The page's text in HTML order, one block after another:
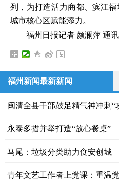
列，为打造活力商都、滨江
城市核心区赋能添力。
福州日报记者 颜澜萍 通
福州新闻最新新闻
闽清全县干部鼓足精气神冲刺“
​永泰多措并举打造“放心餐桌”
马尾：垃圾分类助力食安创城
青年文艺工作者上党课：重温